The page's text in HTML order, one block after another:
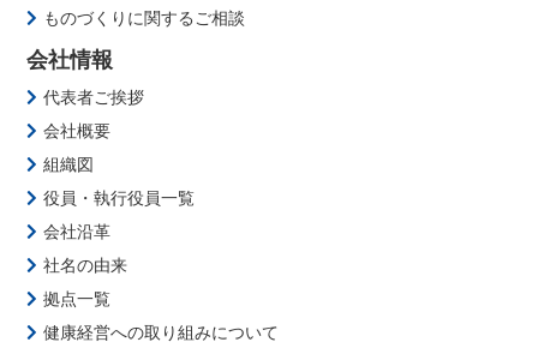
ものづくりに関するご相談
会社情報
代表者ご挨拶
会社概要
組織図
役員・執行役員一覧
会社沿革
社名の由来
拠点一覧
健康経営への取り組みについて